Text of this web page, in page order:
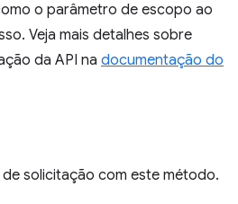
o parâmetro de escopo ao
Veja mais detalhes sobre
da API na documentação do
solicitação com este método.